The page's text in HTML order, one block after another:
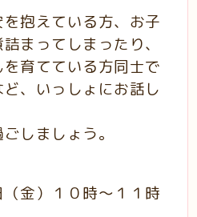
抱えている方、お子
まってしまったり、
育てている方同士で
、いっしょにお話し
しましょう。
（金）１０時～１１時